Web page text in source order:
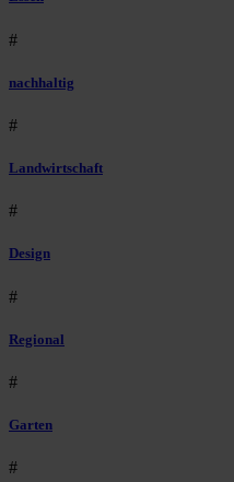
#
nachhaltig
#
Landwirtschaft
#
Design
#
Regional
#
Garten
#